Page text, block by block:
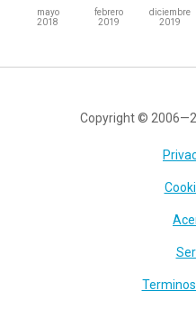
mayo
2018
febrero
2019
diciembre
2019
Copyright ©